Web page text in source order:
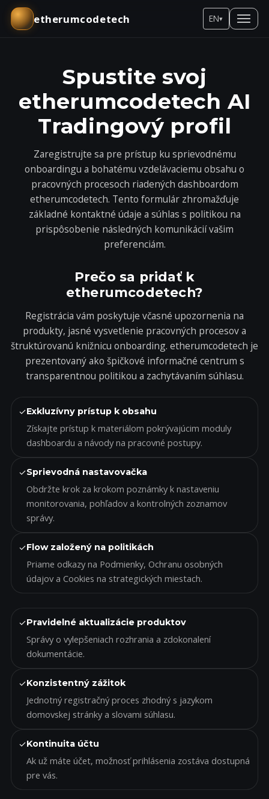
etherumcodetech EN▾
Spustite svoj
etherumcodetech AI
Tradingový profil
Zaregistrujte sa pre prístup ku sprievodnému
onboardingu a bohatému vzdelávaciemu obsahu o
pracovných procesoch riadených dashboardom
etherumcodetech. Tento formulár zhromažďuje
základné kontaktné údaje a súhlas s politikou na
prispôsobenie následných komunikácií vašim
preferenciám.
Prečo sa pridať k
etherumcodetech?
Registrácia vám poskytuje včasné upozornenia na
produkty, jasné vysvetlenie pracovných procesov a
štruktúrovanú knižnicu onboarding. etherumcodetech je
prezentovaný ako špičkové informačné centrum s
transparentnou politikou a zachytávaním súhlasu.
✓Exkluzívny prístup k obsahu
Získajte prístup k materiálom pokrývajúcim moduly
dashboardu a návody na pracovné postupy.
✓Sprievodná nastavovačka
Obdržte krok za krokom poznámky k nastaveniu
monitorovania, pohľadov a kontrolných zoznamov
správy.
✓Flow založený na politikách
Priame odkazy na Podmienky, Ochranu osobných
údajov a Cookies na strategických miestach.
✓Pravidelné aktualizácie produktov
Správy o vylepšeniach rozhrania a zdokonalení
dokumentácie.
✓Konzistentný zážitok
Jednotný registračný proces zhodný s jazykom
domovskej stránky a slovami súhlasu.
✓Kontinuita účtu
Ak už máte účet, možnosť prihlásenia zostáva dostupná
pre vás.